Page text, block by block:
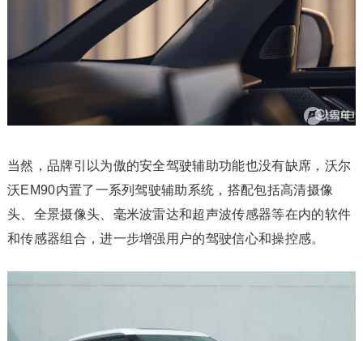
当然，品牌引以为傲的安全驾驶辅助功能也没有缺席，沃尔
沃EM90内置了一系列驾驶辅助系统，搭配包括高清摄像
头、全景摄像头、毫米波雷达和超声波传感器等在内的软件
和传感器组合，进一步增强用户的驾驶信心和操控感。